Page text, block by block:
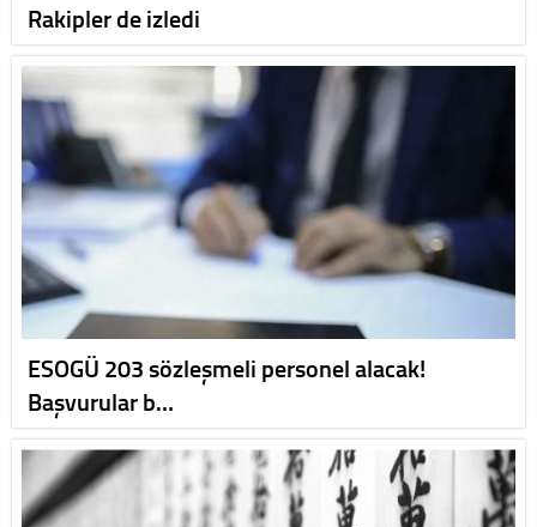
Rakipler de izledi
ESOGÜ 203 sözleşmeli personel alacak!
Başvurular b…